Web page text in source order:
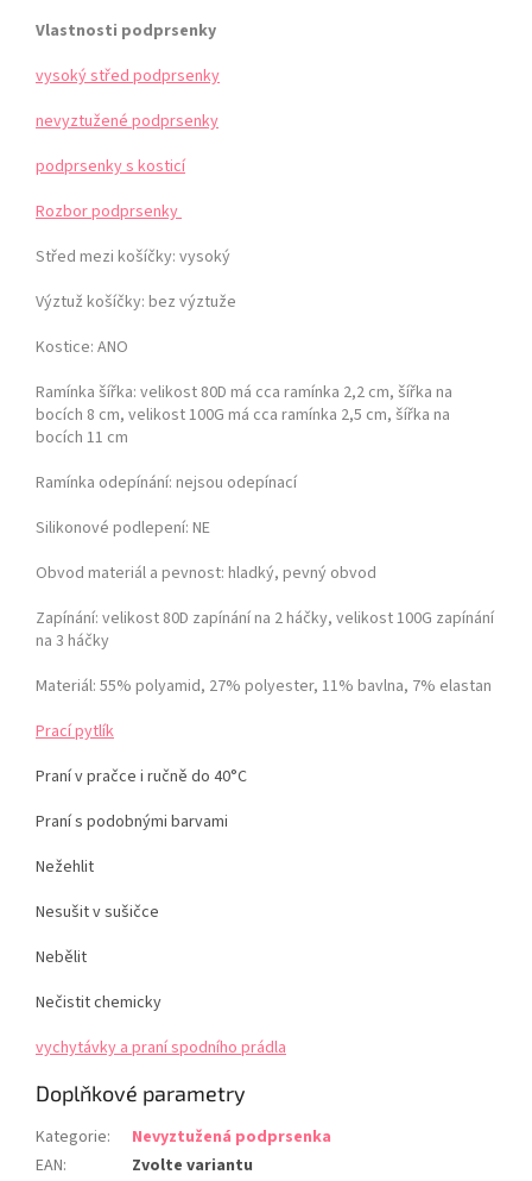
Vlastnosti podprsenky
vysoký střed podprsenky
nevyztužené podprsenky
podprsenky s kosticí
Rozbor podprsenky
Střed mezi košíčky: vysoký
Výztuž košíčky: bez výztuže
Kostice: ANO
Ramínka šířka: velikost 80D má cca ramínka 2,2 cm, šířka na
bocích 8 cm, velikost 100G má cca ramínka 2,5 cm, šířka na
bocích 11 cm
Ramínka odepínání: nejsou odepínací
Silikonové podlepení: NE
Obvod materiál a pevnost: hladký, pevný obvod
Zapínání: velikost 80D zapínání na 2 háčky, velikost 100G zapínání
na 3 háčky
Materiál: 55% polyamid, 27% polyester, 11% bavlna, 7% elastan
Prací pytlík
Praní v pračce i ručně do 40°C
Praní s podobnými barvami
Nežehlit
Nesušit v sušičce
Nebělit
Nečistit chemicky
vychytávky a praní spodního prádla
Doplňkové parametry
Kategorie:
Nevyztužená podprsenka
EAN:
Zvolte variantu